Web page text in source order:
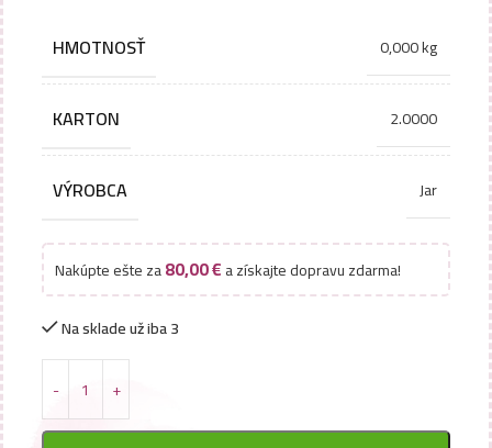
HMOTNOSŤ 0,000 kg
KARTON 2.0000
VÝROBCA Jar
Nakúpte ešte za80,00€a získajte dopravu zdarma!
Na sklade už iba 3